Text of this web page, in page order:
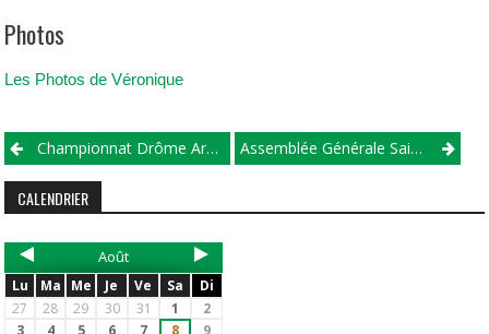
Photos
Les Photos de Véronique
Championnat Drôme Ardèche 2017 – Manche 2 (/!\ ANNULEE) Assemblée Générale Saison 2015-2016
CALENDRIER
Août
Lu Ma Me Je Ve Sa
Di
27
28 29 30 31 1
2